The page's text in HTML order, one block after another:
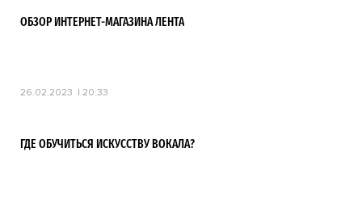
ОБЗОР ИНТЕРНЕТ-МАГАЗИНА ЛЕНТА
26.02.2023 20:33
ГДЕ ОБУЧИТЬСЯ ИСКУССТВУ ВОКАЛА?